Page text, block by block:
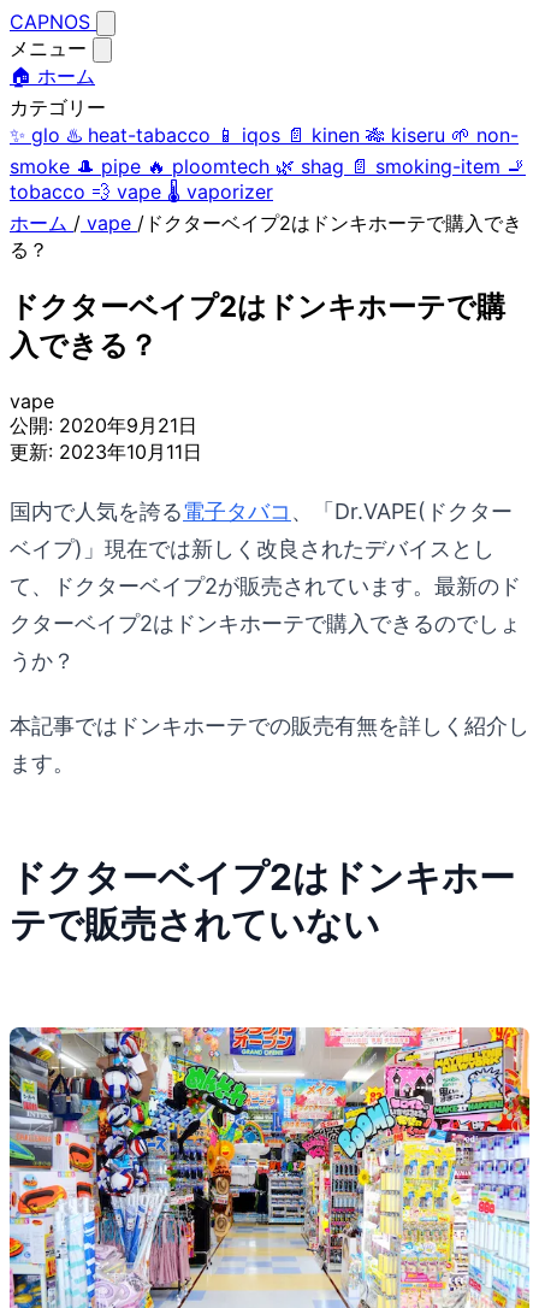
CAPNOS
メニュー
🏠 ホーム
カテゴリー
✨ glo ♨️ heat-tabacco 📱 iqos 📄 kinen 🎋 kiseru 🌱 non-
smoke 🎩 pipe 🔥 ploomtech 🌿 shag 📄 smoking-item 🚬
tobacco 💨 vape 🌡️ vaporizer
ホーム / vape / ドクターベイプ2はドンキホーテで購入でき
る？
ドクターベイプ2はドンキホーテで購
入できる？
vape
公開: 2020年9月21日
更新: 2023年10月11日
国内で人気を誇る電子タバコ 、「Dr.VAPE(ドクター
ベイプ)」現在では新しく改良されたデバイスとし
て、ドクターベイプ2が販売されています。最新のド
クターベイプ2はドンキホーテで購入できるのでしょ
うか？
本記事ではドンキホーテでの販売有無を詳しく紹介し
ます。
ドクターベイプ2はドンキホー
テで販売されていない